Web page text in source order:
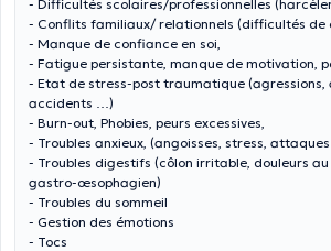
- Difficultés scolaires/professionnelles
- Conflits familiaux/ relationnels (difficultés de
- Manque de confiance en soi,
- Fatigue persistante, manque de motivation,
- Etat de stress-post traumatique (agressions,
accidents …)
- Burn-out, Phobies, peurs excessives,
- Troubles anxieux, (angoisses, stress,
- Troubles digestifs (côlon irritable, douleurs
gastro-œsophagien)
- Troubles du sommeil
- Gestion des émotions
- Tocs